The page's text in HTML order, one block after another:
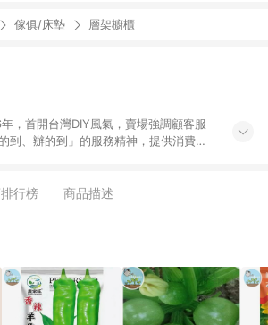
傢俱/床墊 層架櫥櫃
，首開台灣DIY風氣，賣場強調顧客服
到、辦的到」的服務精神，提供消費者
裝潢時所需；另外，在各家分店內規劃
服務質感，期望每一位來店顧客，能輕
每次到「特力屋」購物都能得到新的啟
，同時持續提供消費者居家修繕
質居家環境為首要目標，成為消費者打
行榜 商品描述